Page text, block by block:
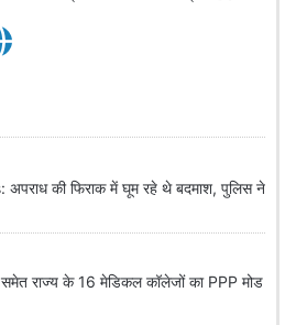
की फिराक में घूम रहे थे बदमाश, पुलिस ने
राज्य के 16 मेडिकल कॉलेजों का PPP मोड